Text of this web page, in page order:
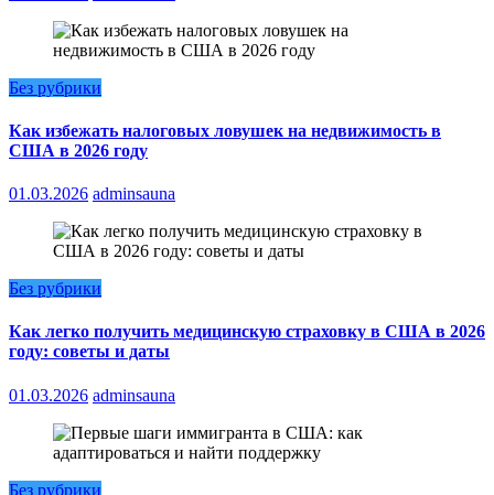
Без рубрики
Как избежать налоговых ловушек на недвижимость в
США в 2026 году
01.03.2026 adminsauna
Без рубрики
Как легко получить медицинскую страховку в США в 2026
году: советы и даты
01.03.2026 adminsauna
Без рубрики